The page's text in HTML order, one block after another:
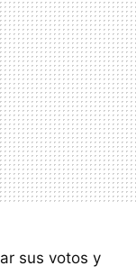
sus votos y